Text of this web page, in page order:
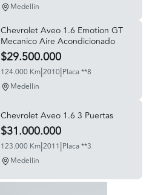
Medellin
Chevrolet Aveo 1.6 Emotion GT
Mecanico Aire Acondicionado
$29.500.000
124.000 Km|2010|Placa **8
Medellin
Chevrolet Aveo 1.6 3 Puertas
$31.000.000
123.000 Km|2011|Placa **3
Medellin